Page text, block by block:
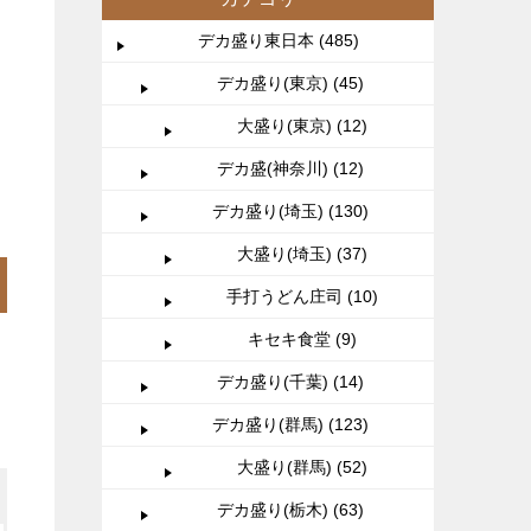
デカ盛り東日本 (485)
デカ盛り(東京) (45)
大盛り(東京) (12)
デカ盛(神奈川) (12)
デカ盛り(埼玉) (130)
大盛り(埼玉) (37)
手打うどん庄司 (10)
キセキ食堂 (9)
デカ盛り(千葉) (14)
デカ盛り(群馬) (123)
大盛り(群馬) (52)
デカ盛り(栃木) (63)